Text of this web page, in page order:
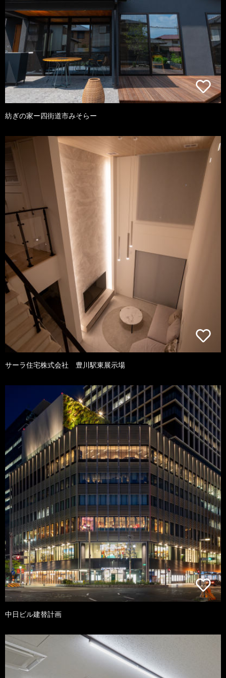
紡ぎの家ー四街道市みそらー
サーラ住宅株式会社 豊川駅東展示場
中日ビル建替計画